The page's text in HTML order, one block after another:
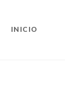
INICIO